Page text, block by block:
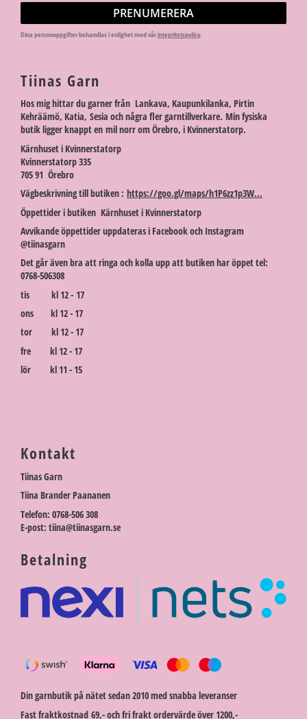
PRENUMERERA
Dina personuppgifter behandlas i enlighet med vårintegritetspolicy.
Tiinas Garn
Hos mig hittar du garner från Lankava, Kaupunkilanka, Pirtin
Kehräämö, Katia, Sesia och några fler garntillverkare. Min fysiska
butik ligger knappt en mil norr om Örebro, i Kvinnerstatorp.
Kärnhuset i Kvinnerstatorp
Kvinnerstatorp 335
705 91 Örebro
Vägbeskrivning till butiken : https://goo.gl/maps/h1P6zz1p3W...
Öppettider i butiken Kärnhuset i Kvinnerstatorp
Avvikande öppettider uppdateras i Facebook och Instagram
@tiinasgarn
Det går även bra att ringa och kolla upp att butiken har öppet tel:
0768-506308
tis kl 12 - 17
ons kl 12 - 17
tor kl 12 - 17
fre kl 12 - 17
lör kl 11 - 15
Kontakt
Tiinas Garn
Tiina Brander Paananen
Telefon: 0768-506 308
E-post: tiina@tiinasgarn.se
Betalning
Din garnbutik på nätet sedan 2010 med snabba leveranser
Fast fraktkostnad 69,- och fri frakt ordervärde över 1200,-